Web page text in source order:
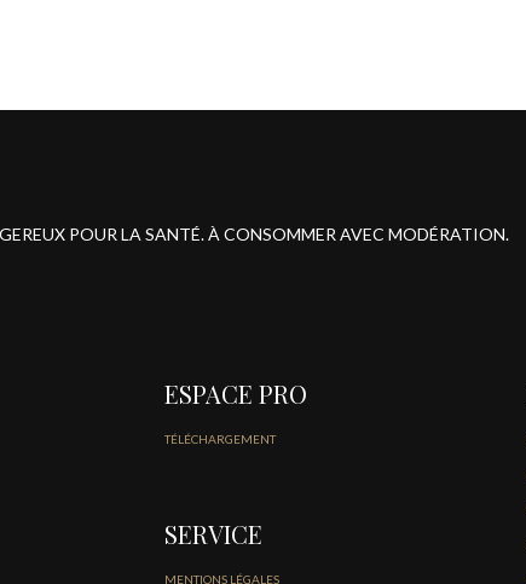
POUR LA SANTÉ. À CONSOMMER AVEC MODÉRATION.
ESPACE PRO
TÉLÉCHARGEMENT
SERVICE
MENTIONS LÉGALES